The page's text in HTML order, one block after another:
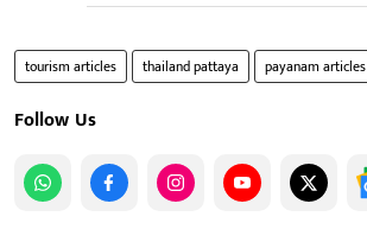
tourism articles thailand pattaya payanam articles
Follow Us